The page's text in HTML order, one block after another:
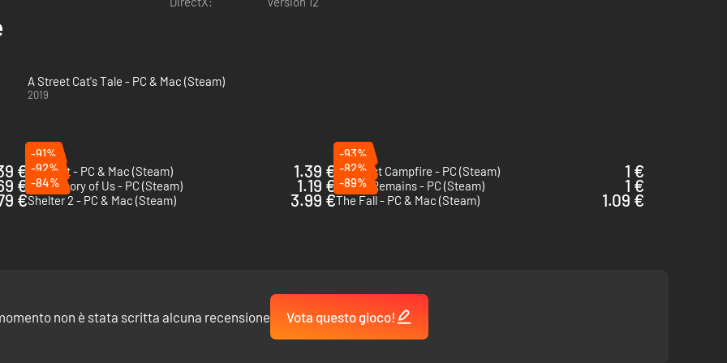
A Street Cat's Tale - PC & Mac (Steam)
2019
€
-91%
Copycat - PC & Mac (Steam)
1.39 €
-93%
The Last Campfire - PC (Steam)
1 €
€
-92%
My Memory of Us - PC (Steam)
1.19 €
-82%
Evan's Remains - PC (Steam)
1 €
€
-84%
Shelter 2 - PC & Mac (Steam)
3.99 €
-89%
The Fall - PC & Mac (Steam)
1.09 €
non è stata scritta alcuna recensione Vota questo gioco!